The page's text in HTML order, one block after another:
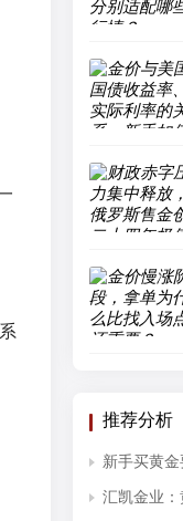
推荐分析
新手买黄
汇凯金业：黄